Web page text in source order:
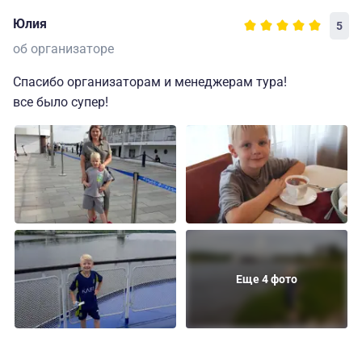
Юлия 5
об организаторе
Спасибо организаторам и менеджерам тура!
все было супер!
Еще 4 фото